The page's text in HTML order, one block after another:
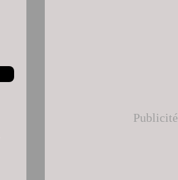
Publicité